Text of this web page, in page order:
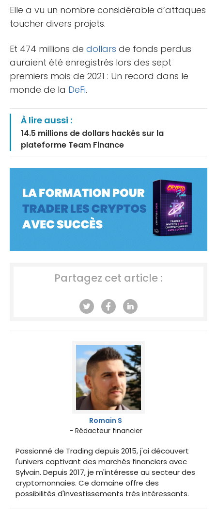
Elle a vu un nombre considérable d’attaques
toucher divers projets.
Et 474 millions de dollars de fonds perdus
auraient été enregistrés lors des sept
premiers mois de 2021 : Un record dans le
monde de la DeFi.
À lire aussi :
14.5 millions de dollars hackés sur la
plateforme Team Finance
Partagez cet article :
Romain S
- Rédacteur financier
Passionné de Trading depuis 2015, j'ai découvert
l'univers captivant des marchés financiers avec
Sylvain. Depuis 2017, je m'intéresse au secteur des
cryptomonnaies. Ce domaine offre des
possibilités d'investissements très intéressants.